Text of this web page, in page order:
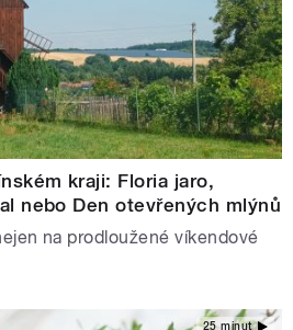
kraji: Floria jaro,
nebo Den otevřených mlýnů
na prodloužené víkendové
25 minut